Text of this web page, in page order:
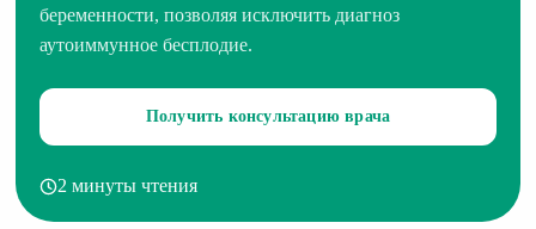
беременности, позволяя исключить диагноз
аутоиммунное бесплодие.
Получить консультацию врача
2 минуты чтения